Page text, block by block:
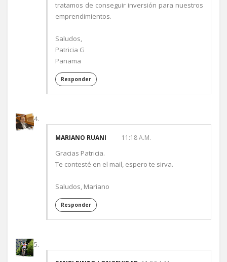
tratamos de conseguir inversión para nuestros
emprendimientos.
Saludos,
Patricia G
Panama
Responder
MARIANO RUANI 11:18 A.M.
Gracias Patricia.
Te contesté en el mail, espero te sirva.
Saludos, Mariano
Responder